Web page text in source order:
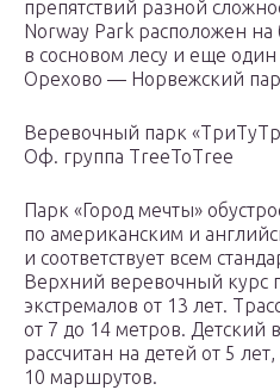
препятствий разной
Norway Park расположен на
в сосновом лесу и еще
Орехово — Норвежский
Веревочный парк
Оф. группа TreeToTree
Парк «Город мечты»
по американским и
и соответствует всем
Верхний веревочный курс
экстремалов от 13 лет.
от 7 до 14 метров. Детский
рассчитан на детей от 5
10 маршрутов.